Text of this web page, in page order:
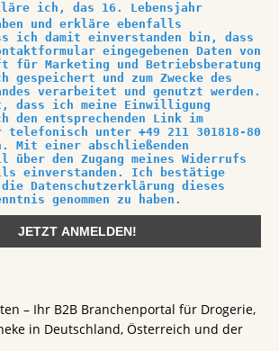
ich, das 16. Lebensjahr
und erkläre ebenfalls
damit einverstanden bin, dass
eingegebenen Daten von
für Marketing und Betriebsberatung
gespeichert und zum Zwecke des
verarbeitet und genutzt werden.
dass ich meine Einwilligung
den entsprechenden Link im
telefonisch unter +49 211 301818-80
Mit einer abschließenden
über den Zugang meines Widerrufs
einverstanden. Ich bestätige
Datenschutzerklärung dieses
genommen zu haben.
– Ihr B2B Branchenportal für Drogerie,
in Deutschland, Österreich und der